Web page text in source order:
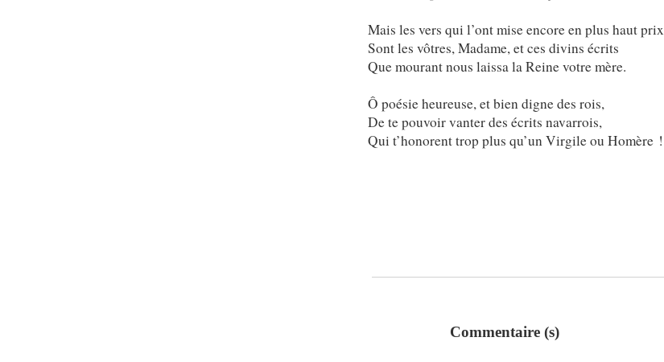
Mais les vers qui l’ont mise encore en plus haut prix
Sont les vôtres, Madame, et ces divins écrits
Que mourant nous laissa la Reine votre mère.
Ô poésie heureuse, et bien digne des rois,
De te pouvoir vanter des écrits navarrois,
Qui t’honorent trop plus qu’un Virgile ou Homère !
Commentaire (s)